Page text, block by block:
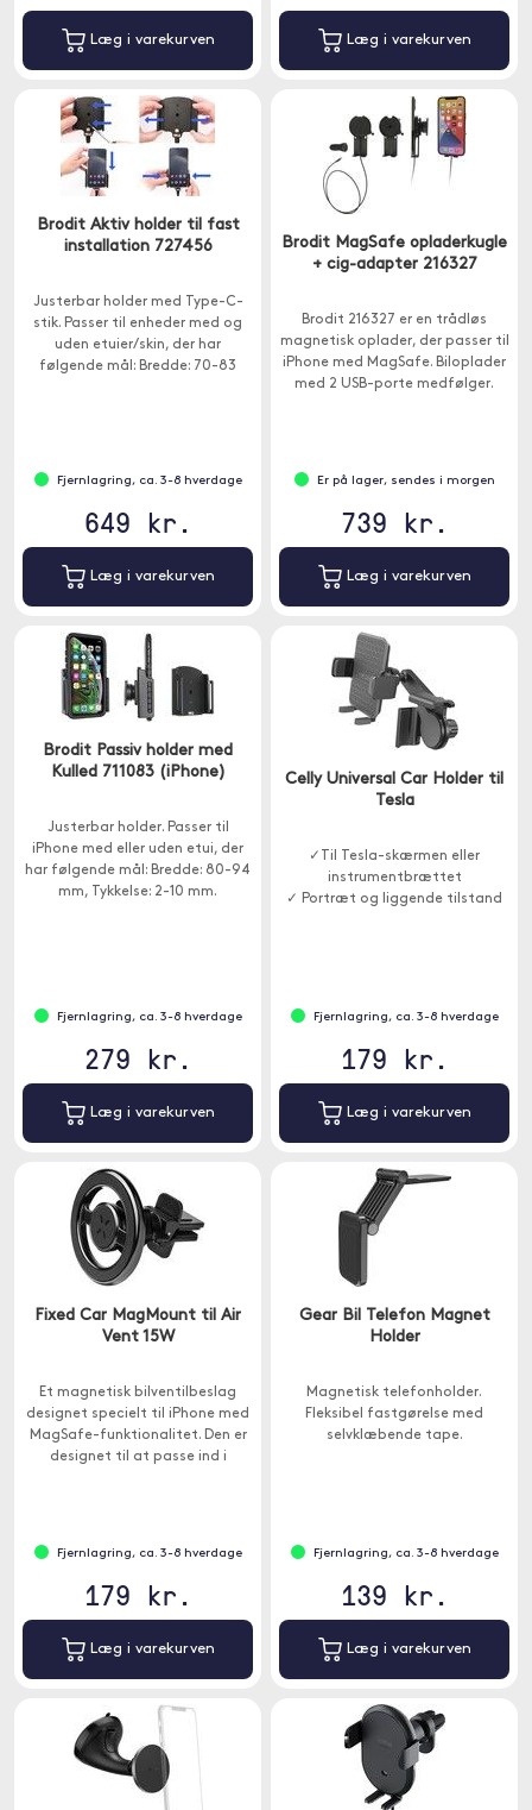
Læg i varekurven Læg i varekurven
Brodit Aktiv holder til fast
installation 727456
Justerbar holder med Type-C-
stik. Passer til enheder med og
uden etuier/skin, der har
følgende mål: Bredde: 70-83
Fjernlagring, ca. 3-8 hverdage
649 kr.
Læg i varekurven
Brodit MagSafe opladerkugle
+ cig-adapter 216327
Brodit 216327 er en trådløs
magnetisk oplader, der passer til
iPhone med MagSafe. Biloplader
med 2 USB-porte medfølger.
Er på lager, sendes i morgen
739 kr.
Læg i varekurven
Brodit Passiv holder med
Kulled 711083 (iPhone)
Justerbar holder. Passer til
iPhone med eller uden etui, der
har følgende mål: Bredde: 80-94
mm, Tykkelse: 2-10 mm.
Fjernlagring, ca. 3-8 hverdage
279 kr.
Læg i varekurven
Celly Universal Car Holder til
Tesla
✓Til Tesla-skærmen eller
instrumentbrættet
✓ Portræt og liggende tilstand
Fjernlagring, ca. 3-8 hverdage
179 kr.
Læg i varekurven
Fixed Car MagMount til Air
Vent 15W
Et magnetisk bilventilbeslag
designet specielt til iPhone med
MagSafe-funktionalitet. Den er
designet til at passe ind i
Fjernlagring, ca. 3-8 hverdage
179 kr.
Læg i varekurven
Gear Bil Telefon Magnet
Holder
Magnetisk telefonholder.
Fleksibel fastgørelse med
selvklæbende tape.
Fjernlagring, ca. 3-8 hverdage
139 kr.
Læg i varekurven